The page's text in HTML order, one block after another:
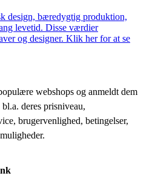
design, bæredygtig produktion,
levetid. Disse værdier
og designer. Klik her for at se
webshops og anmeldt dem
deres prisniveau,
brugervenlighed, betingelser,